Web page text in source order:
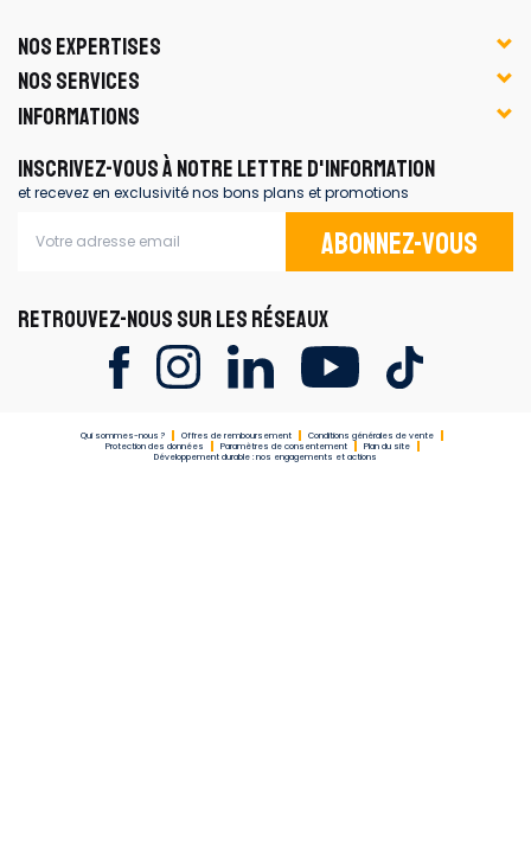
NOS EXPERTISES
NOS SERVICES
INFORMATIONS
INSCRIVEZ-VOUS À NOTRE LETTRE D'INFORMATION
et recevez en exclusivité nos bons plans et promotions
Abonnez-vous
RETROUVEZ-NOUS SUR LES RÉSEAUX
Qui sommes-nous ? Offres de remboursement
Conditions générales de vente
Protection des données
Paramètres de consentement
Plan du site
Développement durable : nos engagements et actions